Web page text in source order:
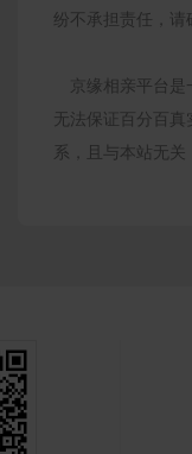
纷不承担责任，请
京缘相亲平台是
无法保证百分百真
系，且与本站无关